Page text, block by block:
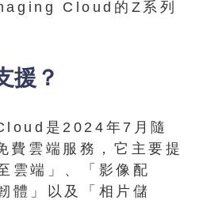
Cloud的Z系列
援？
是2024年7月隨
雲端服務，它主要提
雲端」、「影像配
體」以及「相片儲